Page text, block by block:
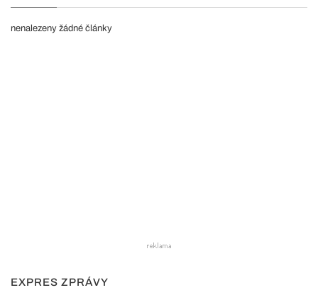
nenalezeny žádné články
EXPRES ZPRÁVY